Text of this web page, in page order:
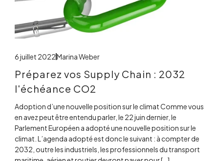
6 juillet 2022Marina Weber
Préparez vos Supply Chain : 2032
l'échéance CO2
Adoption d’une nouvelle position sur le climat Comme vous
en avez peut être entendu parler, le 22 juin dernier, le
Parlement Européen a adopté une nouvelle position sur le
climat. L’agenda adopté est donc le suivant : à compter de
2032, outre les industriels, les professionnels du transport